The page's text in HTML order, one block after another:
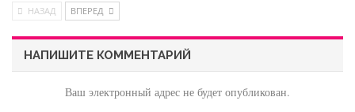
НАЗАД ВПЕРЕД
НАПИШИТЕ КОММЕНТАРИЙ
Ваш электронный адрес не будет опубликован.